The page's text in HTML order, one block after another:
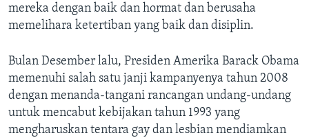
mereka dengan baik dan hormat dan berusaha
memelihara ketertiban yang baik dan disiplin.
Bulan Desember lalu, Presiden Amerika Barack Obama
memenuhi salah satu janji kampanyenya tahun 2008
dengan menanda-tangani rancangan undang-undang
untuk mencabut kebijakan tahun 1993 yang
mengharuskan tentara gay dan lesbian mendiamkan